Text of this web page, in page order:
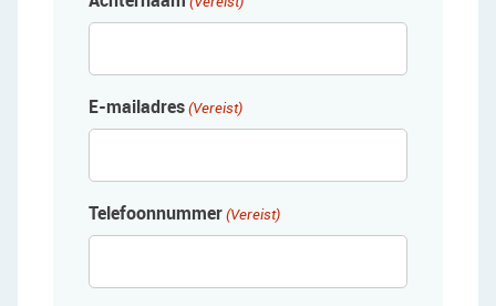
E-mailadres(Vereist)
Telefoonnummer(Vereist)